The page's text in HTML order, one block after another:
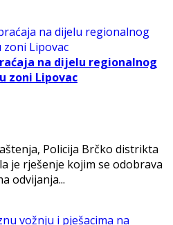
na dijelu regionalnog
zoni Lipovac
Policija Brčko distrikta
je rješenje kojim se odobrava
odvijanja...